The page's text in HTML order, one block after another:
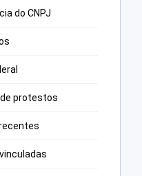
do CNPJ
protestos